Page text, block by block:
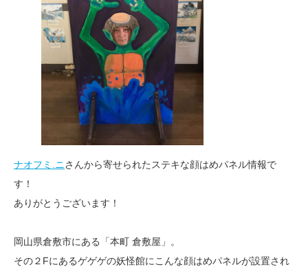
ナオフミ.ニさんから寄せられたステキな顔はめパネル情報で
す！
ありがとうございます！
岡山県倉敷市にある「本町 倉敷屋」。
その２Fにあるゲゲゲの妖怪館にこんな顔はめパネルが設置され